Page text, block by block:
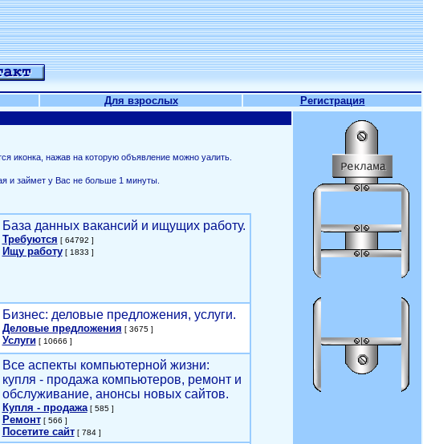
Для взрослых Регистрация
иконка, нажав на которую объявление можно уалить.
и займет у Вас не больше 1 минуты.
База данных вакансий и ищущих работу.
Требуются [ 64792 ]
Ищу работу[ 1833 ]
Бизнес: деловые предложения, услуги.
Деловые предложения [ 3675 ]
Услуги[ 10666 ]
Все аспекты компьютерной жизни:
купля - продажа компьютеров, ремонт и
обслуживание, анонсы новых сайтов.
Купля - продажа[ 585 ]
Ремонт[ 566 ]
Посетите сайт[ 784 ]